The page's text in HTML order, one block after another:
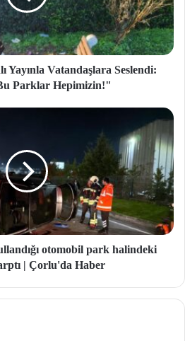
Yayınla Vatandaşlara Seslendi:
Parklar Hepimizin!"
otomobil park halindeki
| Çorlu'da Haber